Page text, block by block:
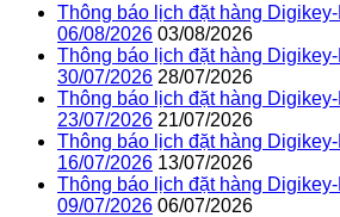
Thông báo lịch đặt hàng
06/08/2026 03/08/2026
Thông báo lịch đặt hàng
30/07/2026 28/07/2026
Thông báo lịch đặt hàng
23/07/2026 21/07/2026
Thông báo lịch đặt hàng
16/07/2026 13/07/2026
Thông báo lịch đặt hàng
09/07/2026 06/07/2026